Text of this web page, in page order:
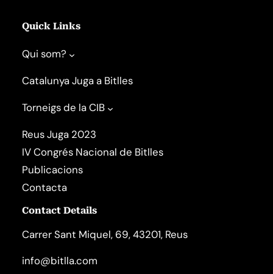
Quick Links
Qui som?
Catalunya Juga a Bitlles
Torneigs de la CIB
Reus Juga 2023
IV Congrés Nacional de Bitlles
Publicacions
Contacta
Contact Details
Carrer Sant Miquel, 69, 43201, Reus
info@bitlla.com